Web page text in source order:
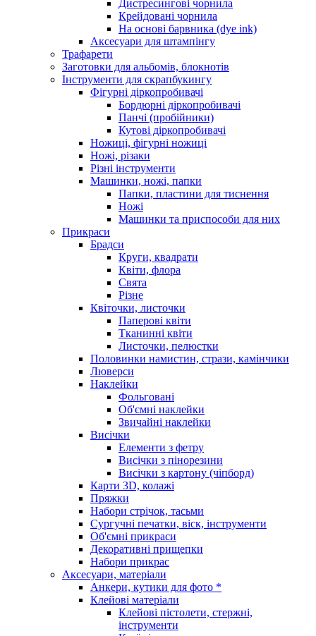
Дистресингові чорнила
Крейдовані чорнила
На основі барвника (dye ink)
Аксесуари для штампінгу
Трафарети
Заготовки для альбомів, блокнотів
Інструменти для скрапбукингу
Фігурні діркопробивачі
Бордюрні діркопробивачі
Панчі (пробійники)
Кутові діркопробивачі
Ножиці, фігурні ножиці
Ножі, різаки
Різні інструменти
Машинки, ножі, папки
Папки, пластини для тиснення
Ножі
Машинки та приспособи для них
Прикраси
Брадси
Круги, квадрати
Квіти, флора
Свята
Різне
Квіточки, листочки
Паперові квіти
Тканинні квіти
Листочки, пелюстки
Половинки намистин, стрази, камінчики
Люверси
Наклейки
Фольговані
Об'ємні наклейки
Звичайні наклейки
Висічки
Елементи з фетру
Висічки з пінорезини
Висічки з картону (чіпборд)
Карти 3D, колажі
Пряжки
Набори стрічок, тасьми
Сургучні печатки, віск, інструменти
Об'ємні прикраси
Декоративні прищепки
Набори прикрас
Аксесуари, матеріали
Анкери, кутики для фото *
Клейові матеріали
Клейові пістолети, стержні,
інструменти